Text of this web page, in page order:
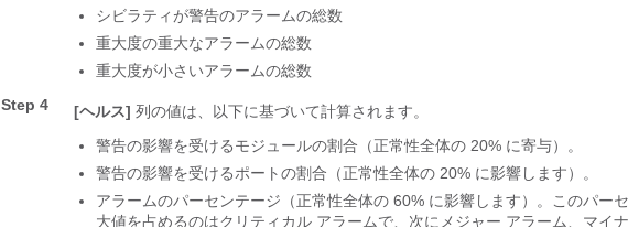
シビラティが警告のアラームの総数
重大度の重大なアラームの総数
重大度が小さいアラームの総数
Step 4
[ヘルス] 列の値は、以下に基づいて計算されます。
警告の影響を受けるモジュールの割合（正常性全体の 20% に寄与）。
警告の影響を受けるポートの割合（正常性全体の 20% に影響します）。
アラームのパーセンテージ（正常性全体の 60% に影響します）。このパー
大値を占めるのはクリティカル アラームで、次にメジャー アラーム、マイナ